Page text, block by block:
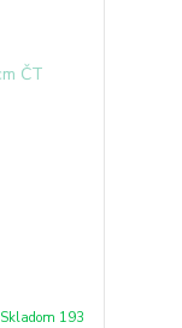
Skladom 193